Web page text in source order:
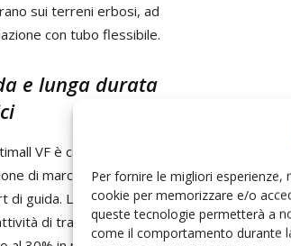
Per fornire le migliori
cookie per memorizzare e/o
queste tecnologie permetterà a
come il comportamento durante
sui terreni erbosi, ad
con tubo flessibile.
e lunga durata
VF è caratterizzata da una maggiore
di marcia, in modo da assicurare un
di guida. La tecnologia F+ mantiene lo
di trasporto ad alta velocità. Gli